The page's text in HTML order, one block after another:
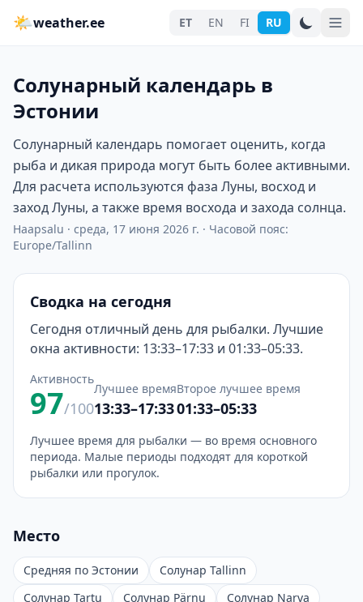
🌤weather.ee ET EN FI RU
Солунарный календарь в
Эстонии
Солунарный календарь помогает оценить, когда
рыба и дикая природа могут быть более активными.
Для расчета используются фаза Луны, восход и
заход Луны, а также время восхода и захода солнца.
Haapsalu · среда, 17 июня 2026 г. · Часовой пояс:
Europe/Tallinn
Сводка на сегодня
Сегодня отличный день для рыбалки. Лучшие
окна активности: 13:33–17:33 и 01:33–05:33.
Активность
97/100
Лучшее время
13:33–17:33
Второе лучшее время
01:33–05:33
Лучшее время для рыбалки — во время основного
периода. Малые периоды подходят для короткой
рыбалки или прогулок.
Место
Средняя по Эстонии
Солунар Tallinn
Солунар Tartu
Солунар Pärnu
Солунар Narva